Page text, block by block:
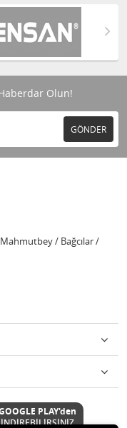
Olun!
GÖNDER
Mahmutbey / Bağcılar /
PLAY'den
İNDİREBİLİRSİNİZ